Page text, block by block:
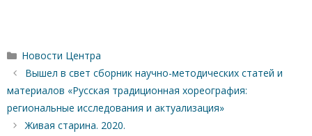
Рубрики
Новости Центра
Вышел в свет сборник научно-методиче­ских статей и
материалов «Русская традиционная хореография:
региональные ис­следования и актуализация»
Живая старина. 2020.